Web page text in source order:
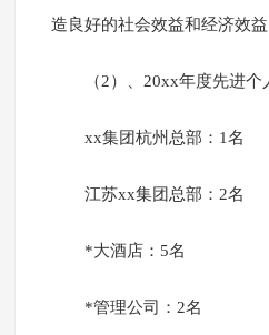
造良好的社会效益和经济效益
（2）、20xx年度先进
xx集团杭州总部：1名
江苏xx集团总部：2名
*大酒店：5名
*管理公司：2名